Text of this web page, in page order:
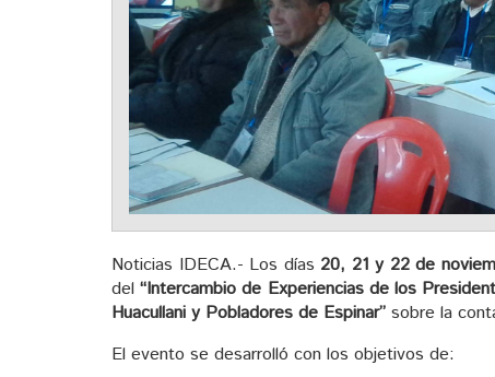
Noticias IDECA.- Los días 20, 21 y 22 de
del“Intercambio de Experiencias de los
Huacullani y Pobladores de Espinar” sobre la
El evento se desarrolló con los objetivos de: